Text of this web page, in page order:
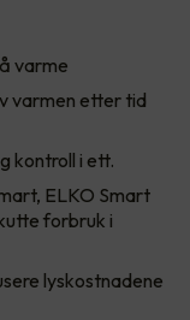
varme
varmen etter tid
kontroll i ett.
ELKO Smart
forbruk i
lyskostnadene